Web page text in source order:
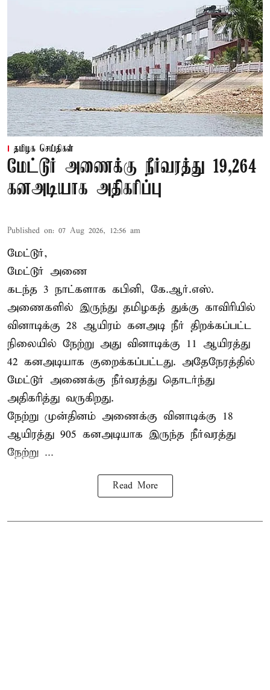
தமிழக செய்திகள்
மேட்டூர் அணைக்கு நீர்வரத்து 19,264
கனஅடியாக அதிகரிப்பு
Published on: 07 Aug 2026, 12:56 am
மேட்டூர்,
மேட்டூர் அணை
கடந்த 3 நாட்களாக கபினி, கே.ஆர்.எஸ்.
அணைகளில் இருந்து தமிழகத் துக்கு காவிரியில்
வினாடிக்கு 28 ஆயிரம் கனஅடி நீர் திறக்கப்பட்ட
நிலையில் நேற்று அது வினாடிக்கு 11 ஆயிரத்து
42 கனஅடியாக குறைக்கப்பட்டது. அதேநேரத்தில்
மேட்டூர் அணைக்கு நீர்வரத்து தொடர்ந்து
அதிகரித்து வருகிறது.
நேற்று முன்தினம் அணைக்கு வினாடிக்கு 18
ஆயிரத்து 905 கனஅடியாக இருந்த நீர்வரத்து
நேற்று ...
Read More